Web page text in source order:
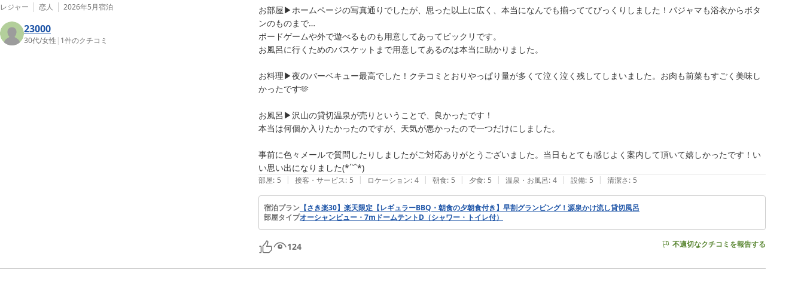
レジャー 恋人 2026年5月宿泊
23000
30代/女性 | 1件のクチコミ
お部屋▶︎ホームページの写真通りでしたが、思った以上に広く、本当になんでも揃っててびっくりしました！パジャマも浴衣からボタ
ンのものまで…
ボードゲームや外で遊べるものも用意してあってビックリです。
お風呂に行くためのバスケットまで用意してあるのは本当に助かりました。
お料理▶︎夜のバーベキュー最高でした！クチコミとおりやっぱり量が多くて泣く泣く残してしまいました。お肉も前菜もすごく美味し
かったです🫶
お風呂▶︎沢山の貸切温泉が売りということで、良かったです！
本当は何個か入りたかったのですが、天気が悪かったので一つだけにしました。
事前に色々メールで質問したりしましたがご対応ありがとうございました。当日もとても感じよく案内して頂いて嬉しかったです！い
部屋: 5 | 接客・サービス: 5 | ロケーション: 4 | 朝食: 5 | 夕食: 5 | 温泉・お風呂: 4 | 設備: 5 | 清潔さ: 5
宿泊プラン 【さき楽30】楽天限定【レギュラーBBQ・朝食の夕朝食付き】早割グランピング！源泉かけ流し貸切風呂
部屋タイプオーシャンビュー・7mドームテントD（シャワー・トイレ付）
124 不適切なクチコミを報告する